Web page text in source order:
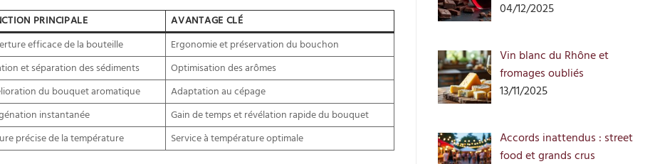
PRINCIPALE
AVANTAGE CLÉ
efficace de la bouteille
Ergonomie et préservation du bouchon
et séparation des sédiments
Optimisation des arômes
du bouquet aromatique
Adaptation au cépage
instantanée
Gain de temps et révélation rapide du bouquet
précise de la température Service à température optimale
04/12/2025
Vin blanc du Rhône et
fromages oubliés
13/11/2025
Accords inattendus : street
food et grands crus